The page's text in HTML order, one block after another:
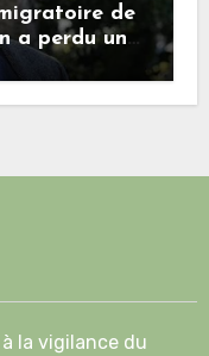
de
a perdu une
vis-à-vis
la vigilance du